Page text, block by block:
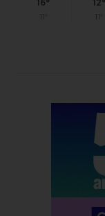
16°
11°
12°
11°